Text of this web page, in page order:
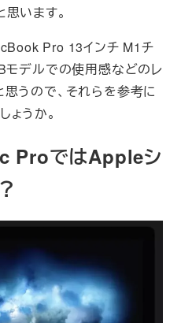
います。
Pro 13インチ M1チ
デルでの使用感などのレ
うので、それらを参考に
うか。
ProではAppleシ